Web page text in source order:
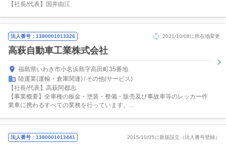
【社長/代表】国井由江
法人番号：1380001013326 2021/10/08に所在地変更
高萩自動車工業株式会社
福島県いわき市小名浜島字高田町35番地
陸運業(運輸・倉庫関連) その他(サービス)
【社長/代表】高萩阿都志
【事業概要】全車種の板金・塗装・整備・販売及び事故車等のレッカー作
業車に携わるすべての業務を行っています。...
法人番号：1380001013441 2015/10/05に新規設立（法人番号登録）